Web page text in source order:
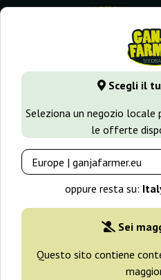
Scegli il
Seleziona un negozio
le offerte
oppure resta su:
Sei
Questo sito contiene
GanjaFarmer.it Tipi di Semi